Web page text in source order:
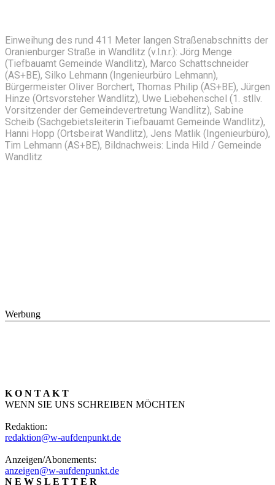
Einweihung des rund 411 Meter langen Straßenabschnitts der
Oranienburger Straße in Wandlitz (v.l.n.r.): Jörg Menge
(Tiefbauamt Gemeinde Wandlitz), Marco Schattschneider
(AS+BE), Silko Lehmann (Ingenieurbüro Lehmann),
Bürgermeister Oliver Borchert, Thomas Philip (AS+BE), Jürgen
Hinze (Ortsvorsteher Wandlitz), Uwe Liebehenschel (1. stllv.
Vorsitzender der Gemeindevertretung Wandlitz), Sabine
Scheib (Sachgebietsleiterin Tiefbauamt Gemeinde Wandlitz),
Hanni Hopp (Ortsbeirat Wandlitz), Jens Matlik (Ingenieurbüro),
Tim Lehmann (AS+BE), Bildnachweis: Linda Hild / Gemeinde
Wandlitz
Werbung
K O N T A K T
WENN SIE UNS SCHREIBEN MÖCHTEN
Redaktion:
redaktion@w-aufdenpunkt.de
Anzeigen/Abonements:
anzeigen@w-aufdenpunkt.de
N E W S L E T T E R